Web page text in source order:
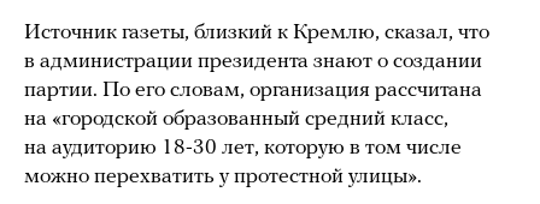
Источник газеты, близкий к Кремлю, сказал, что
в администрации президента знают о создании
партии. По его словам, организация рассчитана
на «городской образованный средний класс,
на аудиторию 18-30 лет, которую в том числе
можно перехватить у протестной улицы».